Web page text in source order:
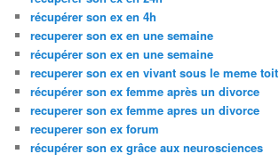
récupérer son ex en 4h
recuperer son ex en une semaine
récupérer son ex en une semaine
recuperer son ex en vivant sous le meme toit
récupérer son ex femme après un divorce
recuperer son ex femme apres un divorce
recuperer son ex forum
récupérer son ex grâce aux neurosciences